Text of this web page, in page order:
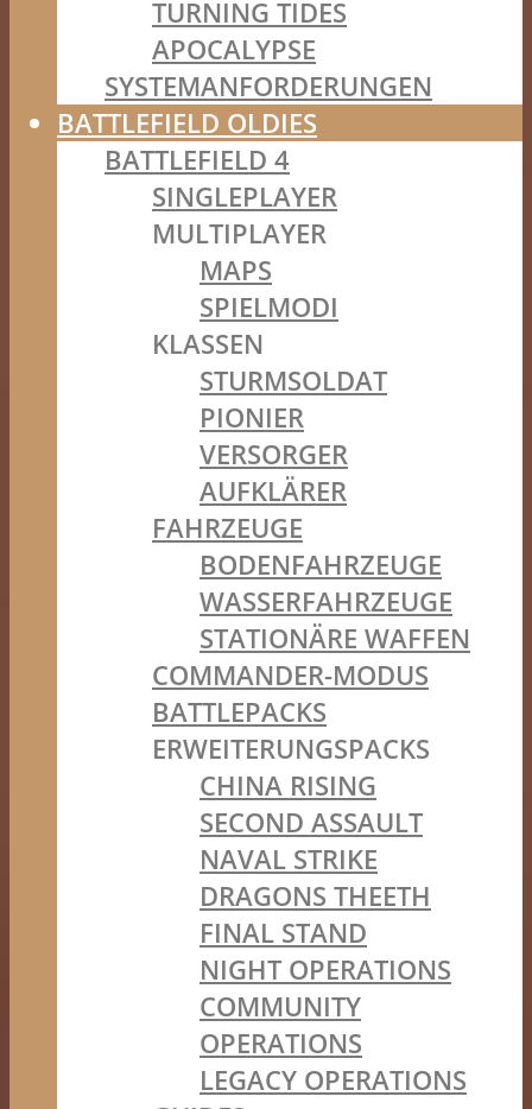
TURNING TIDES
APOCALYPSE
SYSTEMANFORDERUNGEN
BATTLEFIELD OLDIES
BATTLEFIELD 4
SINGLEPLAYER
MULTIPLAYER
MAPS
SPIELMODI
KLASSEN
STURMSOLDAT
PIONIER
VERSORGER
AUFKLÄRER
FAHRZEUGE
BODENFAHRZEUGE
WASSERFAHRZEUGE
STATIONÄRE WAFFEN
COMMANDER-MODUS
BATTLEPACKS
ERWEITERUNGSPACKS
CHINA RISING
SECOND ASSAULT
NAVAL STRIKE
DRAGONS THEETH
FINAL STAND
NIGHT OPERATIONS
COMMUNITY
OPERATIONS
LEGACY OPERATIONS